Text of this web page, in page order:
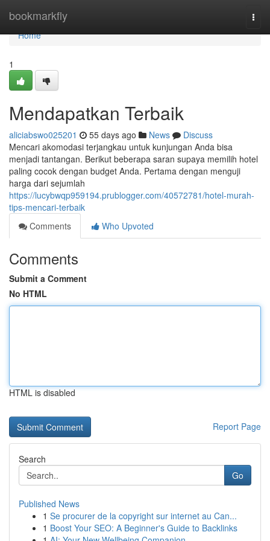
bookmarkfly
Home
Home
1
Mendapatkan Terbaik
aliciabswo025201 55 days ago News
Discuss
Mencari akomodasi terjangkau untuk kunjungan Anda bisa
menjadi tantangan. Berikut beberapa saran supaya memilih hotel
paling cocok dengan budget Anda. Pertama dengan menguji
harga dari sejumlah
https://lucybwqp959194.prublogger.com/40572781/hotel-murah-
tips-mencari-terbaik
Comments
Who Upvoted
Comments
Submit a Comment
No HTML
HTML is disabled
Report Page
Search
Go
Published News
1 Se procurer de la copyright sur internet au Can...
1 Boost Your SEO: A Beginner's Guide to Backlinks